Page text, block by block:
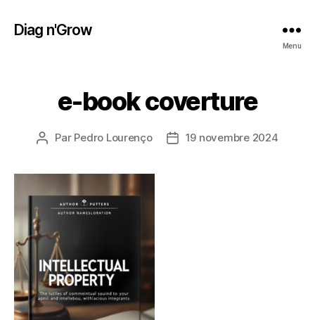
Diag n'Grow
Menu
e-book coverture
Auteur
Par Pedro Lourenço
Date19 novembre 2024